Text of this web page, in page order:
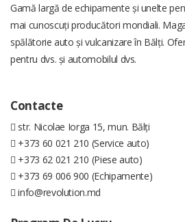
Gamă largă de echipamente și unelte
mai cunoscuți producători mondiali.
spălătorie auto și vulcanizare în Bălți.
pentru dvs. și automobilul dvs.
Contacte
str. Nicolae Iorga 15, mun. Bălți
+373 60 021 210 (Service auto)
+373 62 021 210 (Piese auto)
+373 69 006 900 (Echipamente)
info@revolution.md